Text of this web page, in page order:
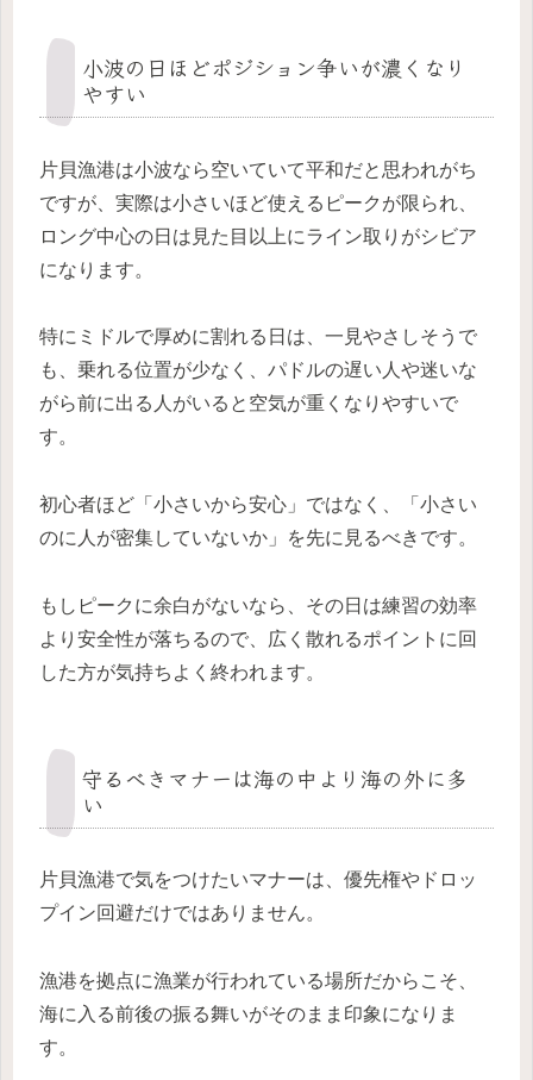
小波の日ほどポジション争いが濃くなり
やすい
片貝漁港は小波なら空いていて平和だと思われがち
ですが、実際は小さいほど使えるピークが限られ、
ロング中心の日は見た目以上にライン取りがシビア
になります。
特にミドルで厚めに割れる日は、一見やさしそうで
も、乗れる位置が少なく、パドルの遅い人や迷いな
がら前に出る人がいると空気が重くなりやすいで
す。
初心者ほど「小さいから安心」ではなく、「小さい
のに人が密集していないか」を先に見るべきです。
もしピークに余白がないなら、その日は練習の効率
より安全性が落ちるので、広く散れるポイントに回
した方が気持ちよく終われます。
守るべきマナーは海の中より海の外に多
い
片貝漁港で気をつけたいマナーは、優先権やドロッ
プイン回避だけではありません。
漁港を拠点に漁業が行われている場所だからこそ、
海に入る前後の振る舞いがそのまま印象になりま
す。